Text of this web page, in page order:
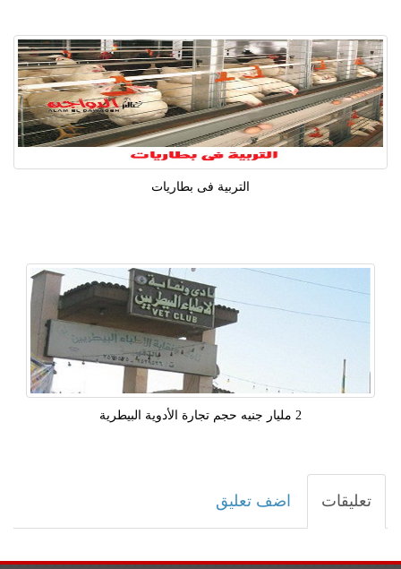
التربية فى بطاريات
2 مليار جنيه حجم تجارة الأدوية البيطرية
تعليقات اضف تعليق